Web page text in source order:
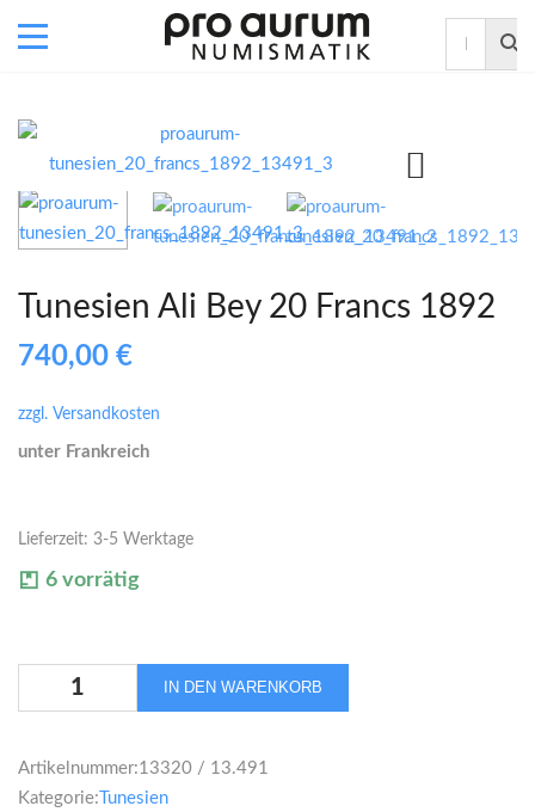
Tunesien Ali Bey 20 Francs 1892
740,00 €
zzgl. Versandkosten
unter Frankreich
Lieferzeit: 3-5 Werktage
6 vorrätig
Tunesien
Ali
20
Francs
IN DEN WARENKORB
Artikelnummer:13320 / 13.491
Kategorie: Tunesien